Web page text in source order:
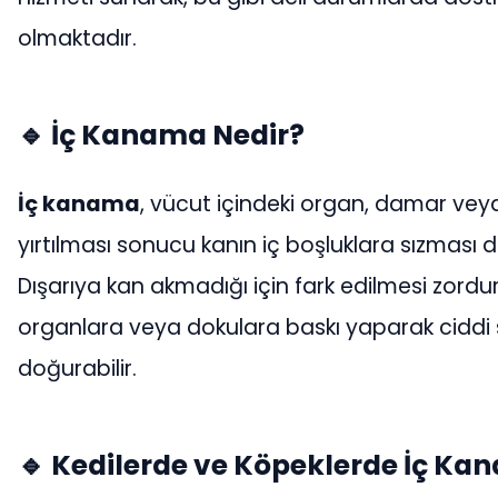
olmaktadır.
🔹 İç Kanama Nedir?
İç kanama, vücut içindeki organ, damar
yırtılması sonucu kanın iç boşluklara sızması
Dışarıya kan akmadığı için fark edilmesi
organlara veya dokulara baskı yaparak
doğurabilir.
🔹 Kedilerde ve Köpeklerde İç